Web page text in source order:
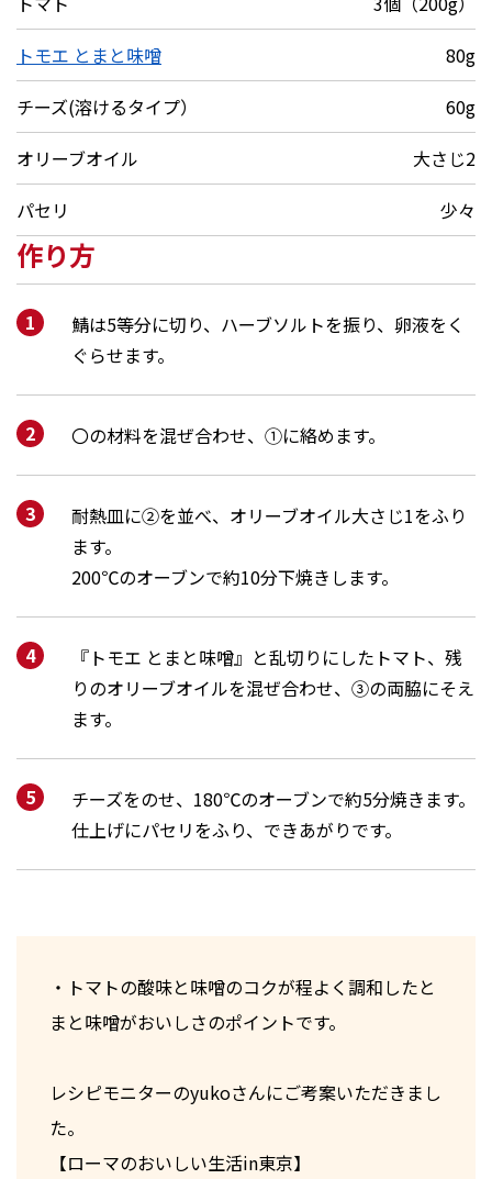
トモエ とまと味噌
80g
チーズ(溶けるタイプ）
60g
オリーブオイル
大さじ2
パセリ
少々
作り方
鯖は5等分に切り、ハーブソルトを振り、卵液をく
ぐらせます。
〇の材料を混ぜ合わせ、①に絡めます。
耐熱皿に②を並べ、オリーブオイル大さじ1をふり
ます。
200℃のオーブンで約10分下焼きします。
『トモエ とまと味噌』と乱切りにしたトマト、残
りのオリーブオイルを混ぜ合わせ、③の両脇にそえ
ます。
チーズをのせ、180℃のオーブンで約5分焼きます。
仕上げにパセリをふり、できあがりです。
・トマトの酸味と味噌のコクが程よく調和したと
まと味噌がおいしさのポイントです。
レシピモニターのyukoさんにご考案いただきまし
た。
【ローマのおいしい生活in東京】